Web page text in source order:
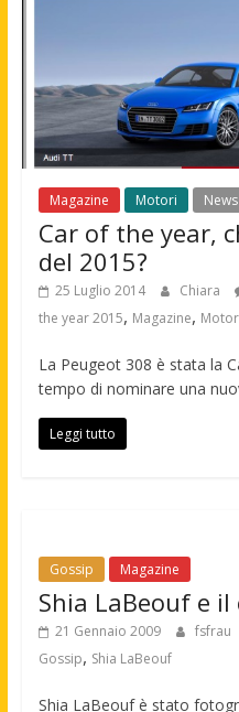
Magazine Motori News
Car of the year,
del 2015?
25 Luglio 2014 Chiara
the year 2015, Magazine,
La Peugeot 308 è stata la
tempo di nominare una
Leggi tutto
Gossip Magazine
Shia LaBeouf e
21 Gennaio 2009 fsfrau
Gossip, Shia LaBeouf
Shia LaBeouf è stato